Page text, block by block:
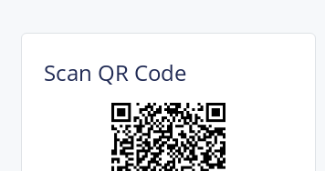
Scan QR Code